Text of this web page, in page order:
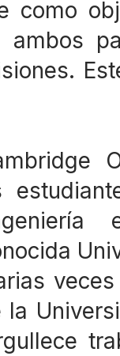
como
ambos